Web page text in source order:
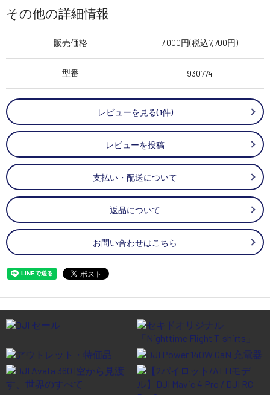
その他の詳細情報
販売価格 7,000円(税込7,700円)
型番 930774
レビューを見る(1件)
レビューを投稿
支払い・配送について
返品について
お問い合わせはこちら